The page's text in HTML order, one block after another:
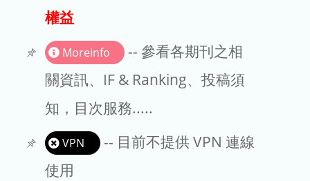
文章處理費
EndNote
權益
Moreinfo
-- 參看各期刊之相
關資訊、IF & Ranking、投稿須
知，目次服務.....
VPN
-- 目前不提供 VPN 連線
使用